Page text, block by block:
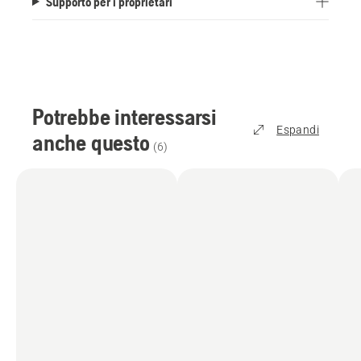
Potrebbe interessarsi
anche questo (6)
Espandi